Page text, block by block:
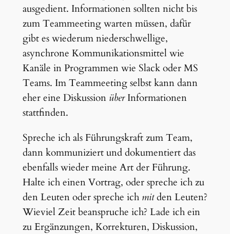
ausgedient. Informationen sollten nicht bis
zum Teammeeting warten müssen, dafür
gibt es wiederum niederschwellige,
asynchrone Kommunikationsmittel wie
Kanäle in Programmen wie Slack oder MS
Teams. Im Teammeeting selbst kann dann
eher eine Diskussion überInformationen
stattfinden.
Spreche ich als Führungskraft zum Team,
dann kommuniziert und dokumentiert das
ebenfalls wieder meine Art der Führung.
Halte ich einen Vortrag, oder spreche ich zu
den Leuten oder spreche ich mitden Leuten?
Wieviel Zeit beanspruche ich? Lade ich ein
zu Ergänzungen, Korrekturen, Diskussion,